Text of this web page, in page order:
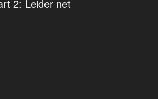
2: Leider net